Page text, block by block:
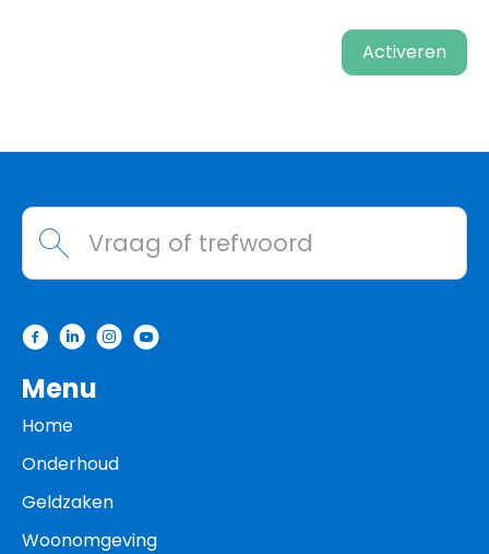
Activeren
Contactinformatie
Waarmee kunnen we helpen?
Menu
Home
Onderhoud
Geldzaken
Woonomgeving